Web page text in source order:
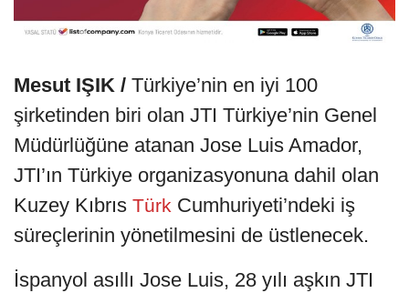
Mesut IŞIK / Türkiye’nin en iyi 100
şirketinden biri olan JTI Türkiye’nin Genel
Müdürlüğüne atanan Jose Luis Amador,
JTI’ın Türkiye organizasyonuna dahil olan
Kuzey Kıbrıs Türk Cumhuriyeti’ndeki iş
süreçlerinin yönetilmesini de üstlenecek.
İspanyol asıllı Jose Luis, 28 yılı aşkın JTI